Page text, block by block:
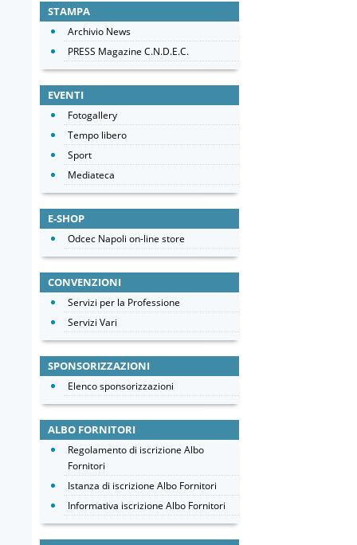
STAMPA
Archivio News
PRESS Magazine C.N.D.E.C.
EVENTI
Fotogallery
Tempo libero
Sport
Mediateca
E-SHOP
Odcec Napoli on-line store
CONVENZIONI
Servizi per la Professione
Servizi Vari
SPONSORIZZAZIONI
Elenco sponsorizzazioni
ALBO FORNITORI
Regolamento di iscrizione Albo
Fornitori
Istanza di iscrizione Albo Fornitori
Informativa iscrizione Albo Fornitori